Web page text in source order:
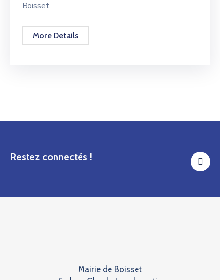
Boisset
More Details
Restez connectés !
Mairie de Boisset